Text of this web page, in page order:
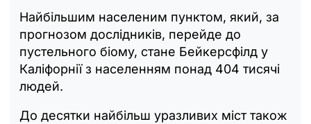
Найбільшим населеним пунктом, який, за
прогнозом дослідників, перейде до
пустельного біому, стане Бейкерсфілд у
Каліфорнії з населенням понад 404 тисячі
людей.
До десятки найбільш уразливих міст також